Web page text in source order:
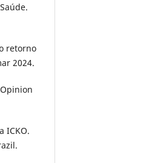
retorno
2024.
ICKO.